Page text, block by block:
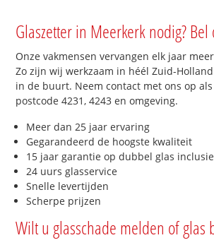
Glaszetter in Meerkerk nodig? Bel
Onze vakmensen vervangen elk jaar
Zo zijn wij werkzaam in héél Zuid-
in de buurt. Neem contact met ons op
postcode 4231, 4243 en omgeving.
Meer dan 25 jaar ervaring
Gegarandeerd de hoogste kwaliteit
15 jaar garantie op dubbel glas
24 uurs glasservice
Snelle levertijden
Scherpe prijzen
Wilt u glasschade melden of glas